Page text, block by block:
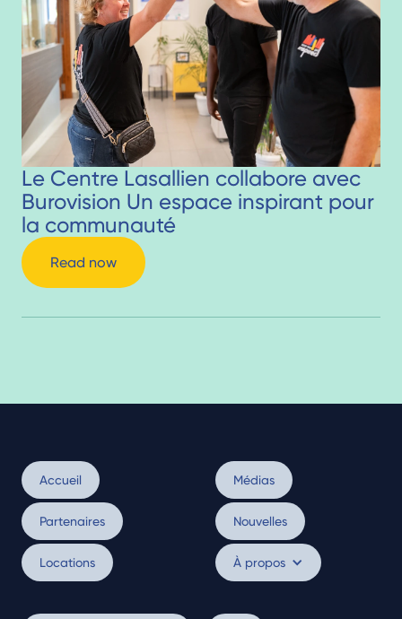
Le Centre Lasallien collabore avec
Burovision Un espace inspirant pour
la communauté
Read now
Accueil
Partenaires
Locations
Médias
Nouvelles
À propos